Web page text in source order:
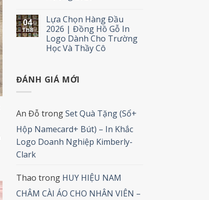
04
Th8
Lựa Chọn Hàng Đầu
2026 | Đồng Hồ Gỗ In
Logo Dành Cho Trường
Học Và Thầy Cô
ĐÁNH GIÁ MỚI
An Đỗ trongSet Quà Tặng (Sổ+
Hộp Namecard+ Bút) – In Khắc
Logo Doanh Nghiệp Kimberly-
Clark
Thao trong HUY HIỆU NAM
CHÂM CÀI ÁO CHO NHÂN VIÊN –